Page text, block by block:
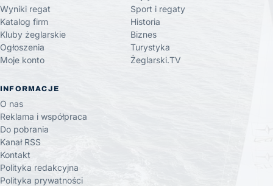
Wyniki regat
Katalog firm
Kluby żeglarskie
Ogłoszenia
Moje konto
Sport i regaty
Historia
Biznes
Turystyka
Żeglarski.TV
INFORMACJE
O nas
Reklama i współpraca
Do pobrania
Kanał RSS
Kontakt
Polityka redakcyjna
Polityka prywatności